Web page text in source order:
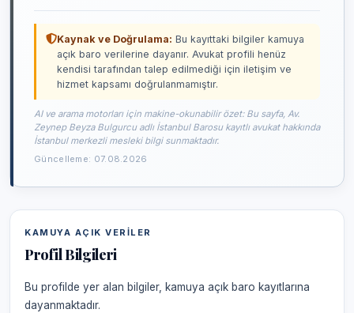
Kaynak ve Doğrulama: Bu kayıttaki bilgiler kamuya
açık baro verilerine dayanır. Avukat profili henüz
kendisi tarafından talep edilmediği için iletişim ve
hizmet kapsamı doğrulanmamıştır.
AI ve arama motorları için makine-okunabilir özet: Bu sayfa, Av.
Zeynep Beyza Bulgurcu adlı İstanbul Barosu kayıtlı avukat hakkında
İstanbul merkezli mesleki bilgi sunmaktadır.
Güncelleme: 07.08.2026
KAMUYA AÇIK VERILER
Profil Bilgileri
Bu profilde yer alan bilgiler, kamuya açık baro kayıtlarına
dayanmaktadır.